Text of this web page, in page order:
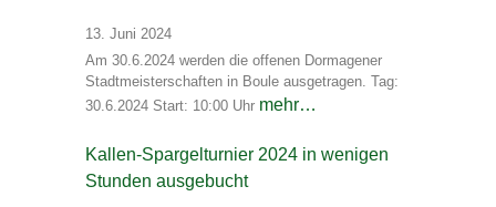
13. Juni 2024
Am 30.6.2024 werden die offenen Dormagener
Stadtmeisterschaften in Boule ausgetragen. Tag:
30.6.2024 Start: 10:00 Uhr mehr…
Kallen-Spargelturnier 2024 in wenigen
Stunden ausgebucht